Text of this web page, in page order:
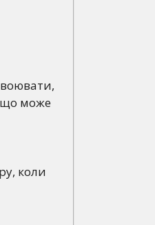
воювати,
що може
коли